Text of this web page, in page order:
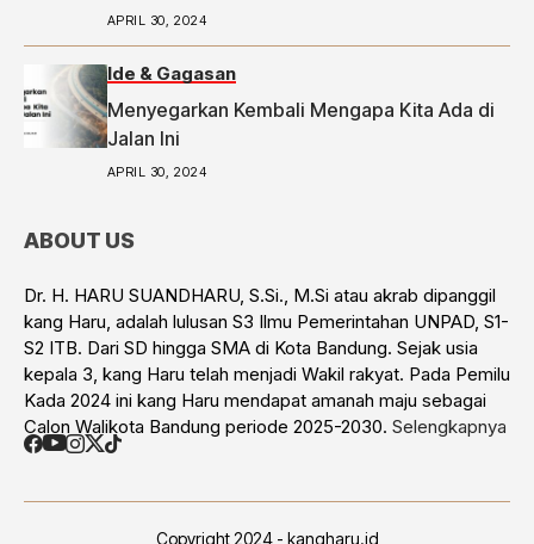
APRIL 30, 2024
Ide & Gagasan
Menyegarkan Kembali Mengapa Kita Ada di
Jalan Ini
APRIL 30, 2024
ABOUT US
Dr. H. HARU SUANDHARU, S.Si., M.Si atau akrab dipanggil
kang Haru, adalah lulusan S3 Ilmu Pemerintahan UNPAD, S1-
S2 ITB. Dari SD hingga SMA di Kota Bandung. Sejak usia
kepala 3, kang Haru telah menjadi Wakil rakyat. Pada Pemilu
Kada 2024 ini kang Haru mendapat amanah maju sebagai
Calon Walikota Bandung periode 2025-2030. Selengkapnya
Copyright 2024 - kangharu.id